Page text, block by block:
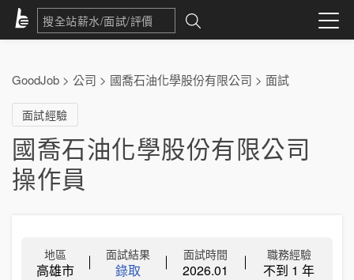
GoodJob > 公司 > 國喬石油化學股份有限公司 > 面試
面試經驗
國喬石油化學股份有限公司
操作員
地區
高雄市
面試結果
錄取
面試時間
2026.01
職務經驗
不到 1 年